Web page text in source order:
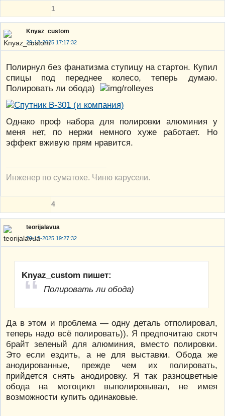
1
Knyaz_custom
29-12-2025 17:17:32
Полирнул без фанатизма ступицу на стартон. Купил
спицы под переднее колесо, теперь думаю.
Полировать ли обода)
Однако проф набора для полировки алюминия у
меня нет, по нержи немного хуже работает. Но
эффект вживую прям нравится.
Инженер по суматохе. Чиню карусели.
4
teorijalavua
29-12-2025 19:27:32
Knyaz_custom пишет:
Полировать ли обода)
Да в этом и проблема — одну деталь отполировал,
теперь надо всё полировать)). Я предпочитаю скотч
брайт зеленый для алюминия, вместо полировки.
Это если ездить, а не для выставки. Обода же
анодированные, прежде чем их полировать,
прийдется снять анодировку. Я так разноцветные
обода на мотоцикл выполировывал, не имея
возможности купить одинаковые.